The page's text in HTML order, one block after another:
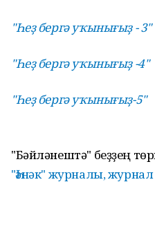
"Һеҙ бергә уҡынығыҙ - 3"
"Һеҙ бергә уҡынығыҙ -4"
"Һеҙ бергә уҡынығыҙ-5"
"Бәйләнештә" беҙҙең
"Һәнәк" журналы,